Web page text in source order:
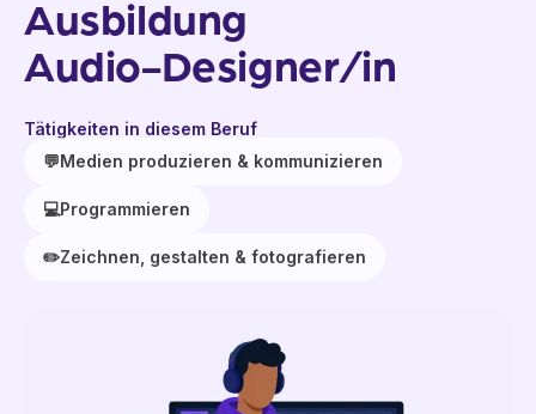
Ausbildung
Audio-Designer/in
Tätigkeiten in diesem Beruf
💬Medien produzieren & kommunizieren
💻Programmieren
✏️Zeichnen, gestalten & fotografieren